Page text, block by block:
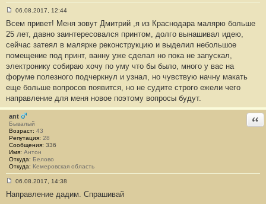
5
о
о
б
щ
н
и
#
1
3
1
6
06.08.2017, 12:44
Всем привет! Меня зовут Дмитрий ,я из Краснодара малярю больше
25 лет, давно заинтересовался принтом, долго вынашивал идею,
сейчас затеял в малярке реконструкцию и выделил небольшое
помещение под принт, ванну уже сделал но пока не запускал,
электронику собираю хочу по уму что бы было, много у вас на
форуме полезного подчеркнул и узнал, но чувствую начну макать
еще больше вопросов появится, но не судите строго ежели чего
направление для меня новое поэтому вопросы будут.
ant
Бывалый
Возраст: 43
Репутация: 28
Сообщения: 336
Имя: Антон
Откуда: Белово
Откуда: Кемеровская область
о
06.08.2017, 14:38
Направление дадим. Спрашивай